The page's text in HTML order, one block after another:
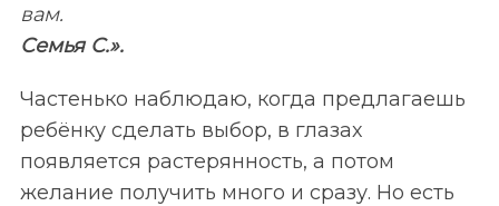
вам.
Семья С.».
Частенько наблюдаю, когда предлагаешь
ребёнку сделать выбор, в глазах
появляется растерянность, а потом
желание получить много и сразу. Но есть